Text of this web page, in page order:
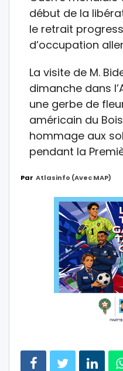
début de la
le retrait
d’occupation
La visite de M.
dimanche dans
une gerbe de
américain du
hommage aux
pendant la
Par Atlasinfo (avec MAP)